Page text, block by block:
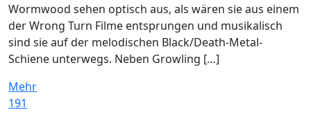
Wormwood sehen optisch aus, als wären sie aus einem
der Wrong Turn Filme entsprungen und musikalisch
sind sie auf der melodischen Black/Death-Metal-
Schiene unterwegs. Neben Growling […]
Mehr
191